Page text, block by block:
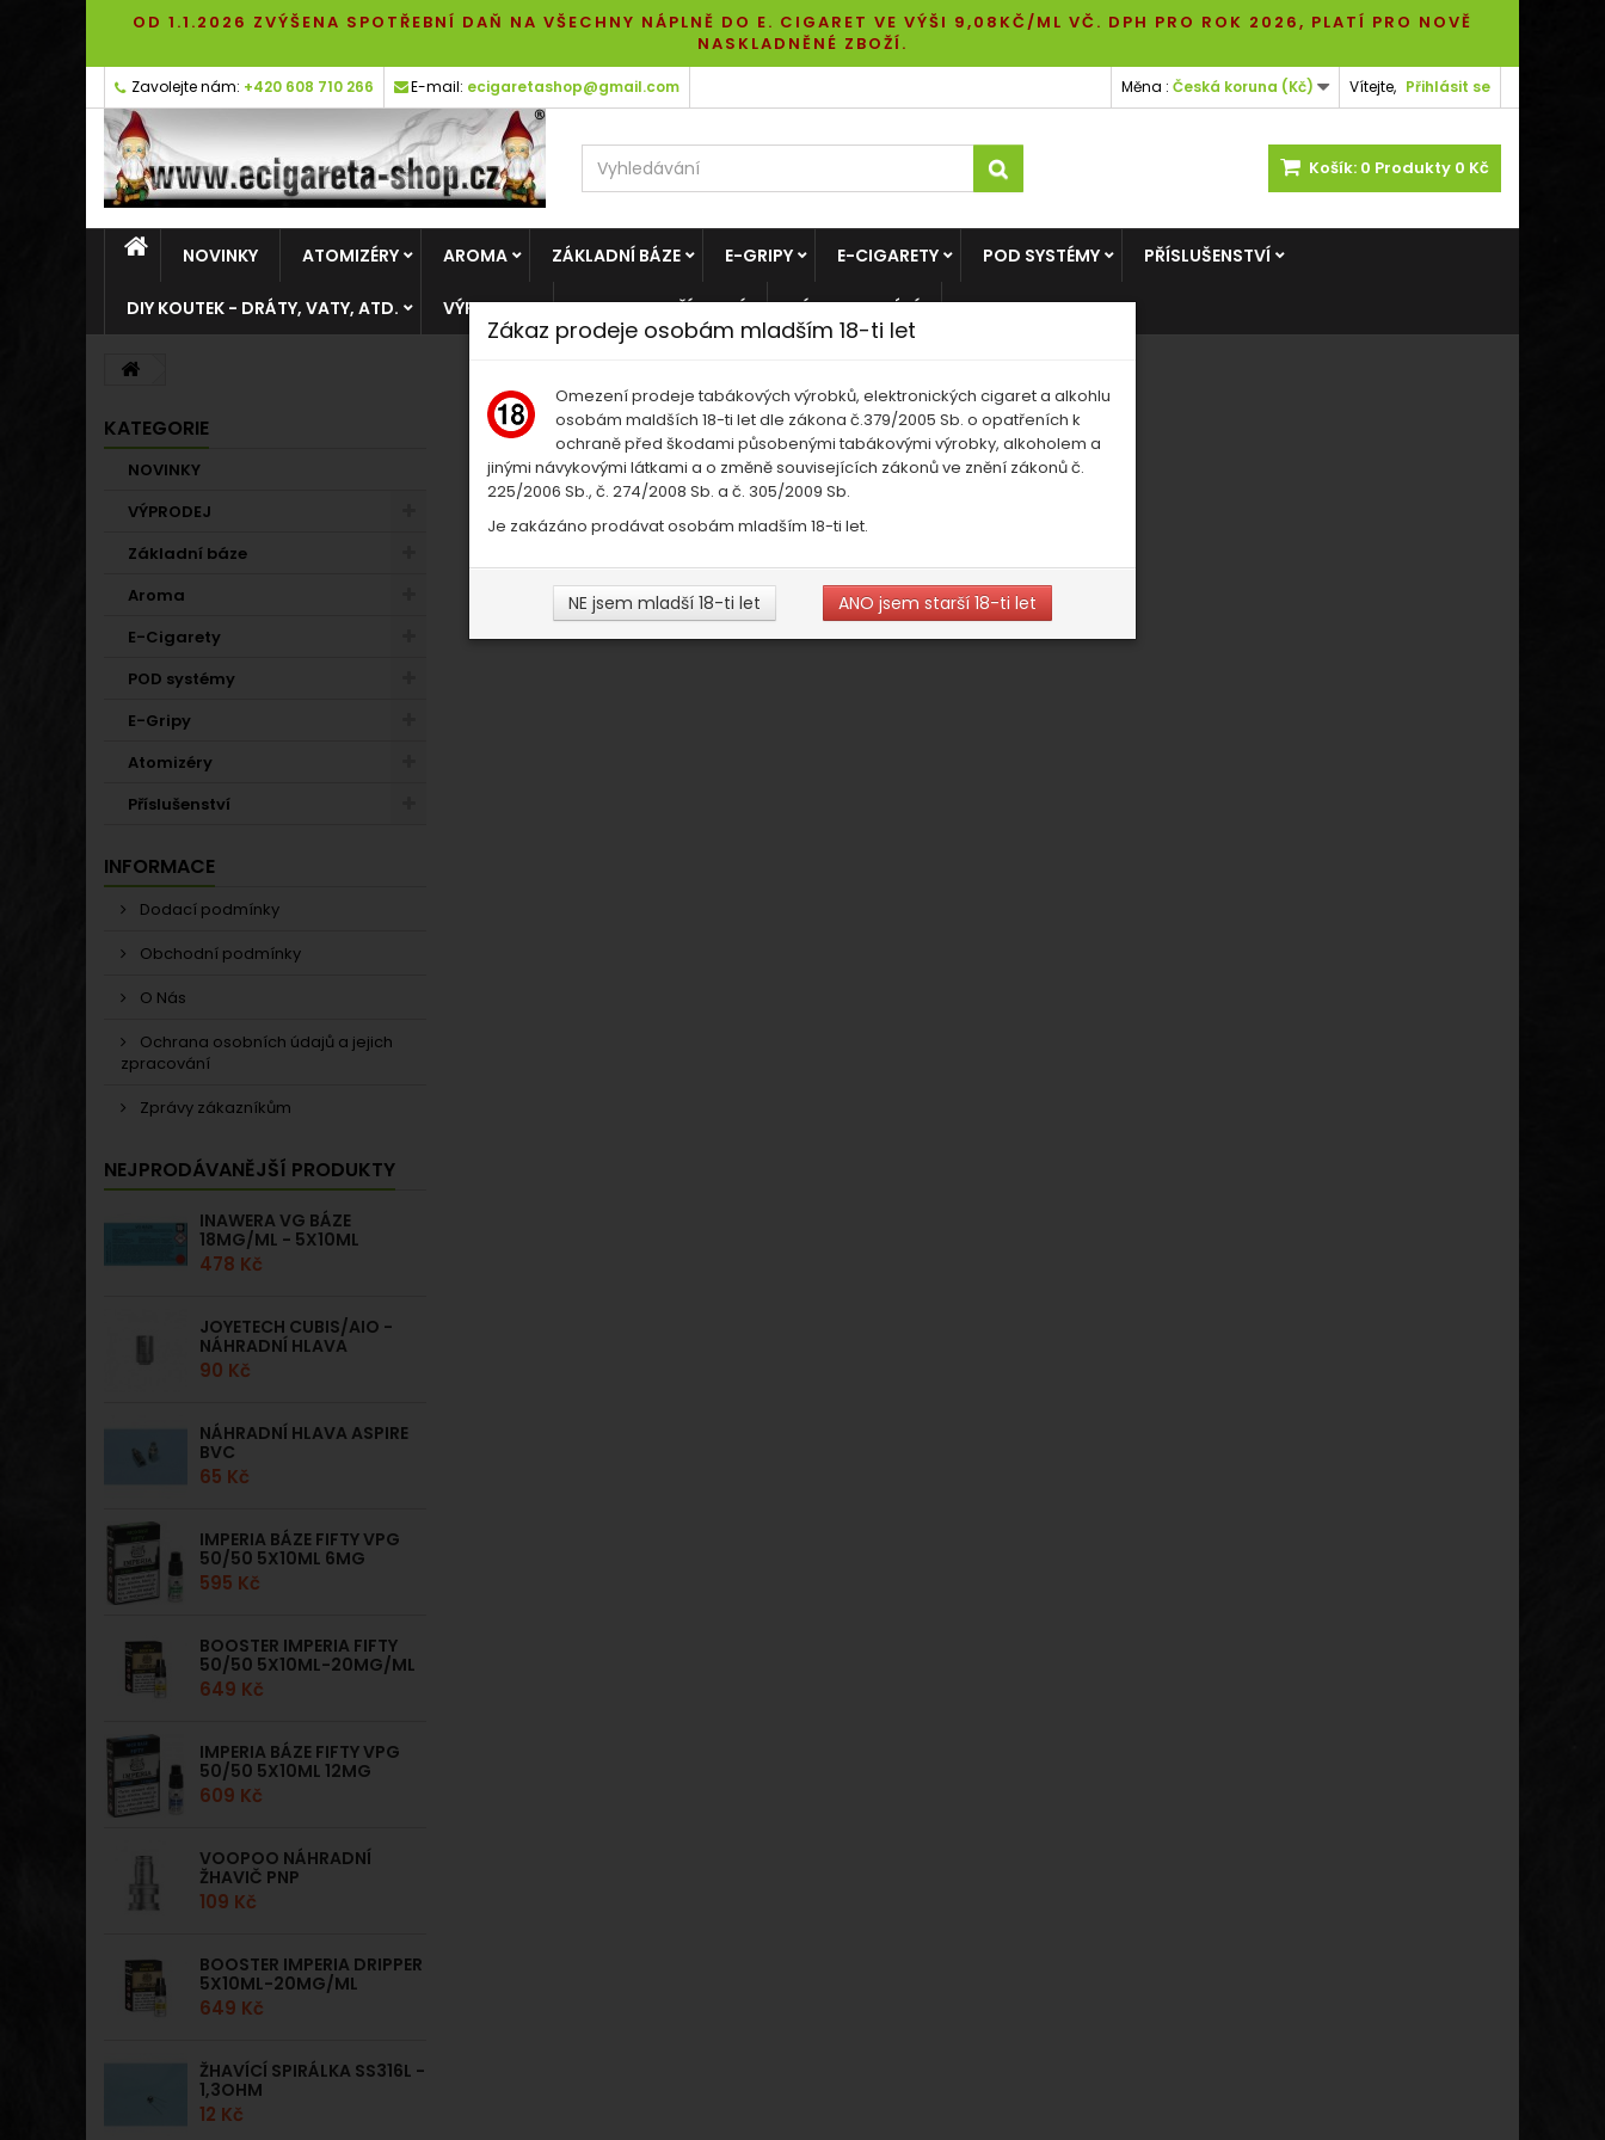
OD 1.1.2026 ZVÝŠENA SPOTŘEBNÍ DAŇ NA VŠECHNY NÁPLNĚ DO E. CIGARET VE VÝŠI 9,08KČ/ML VČ. DPH PRO ROK 2026, PLATÍ PRO NOVĚ
NASKLADNĚNÉ ZBOŽÍ.
Vítejte, Přihlásit se
Měna : Česká koruna (Kč)
Zavolejte nám: +420 608 710 266 E-mail: ecigaretashop@gmail.com
Košík: 0 Produkty 0 Kč
Zákaz prodeje osobám mladším 18-ti let
Omezení prodeje tabákových výrobků, elektronických cigaret a alkohlu
osobám maldších 18-ti let dle zákona č.379/2005 Sb. o opatřeních k
ochraně před škodami působenými tabákovými výrobky, alkoholem a
jinými návykovými látkami a o změně souvisejících zákonů ve znění zákonů č.
225/2006 Sb., č. 274/2008 Sb. a č. 305/2009 Sb.
Je zakázáno prodávat osobám mladším 18-ti let.
NE jsem mladší 18-ti let ANO jsem starší 18-ti let
NOVINKY ATOMIZÉRY AROMA ZÁKLADNÍ BÁZE E-GRIPY E-CIGARETY POD SYSTÉMY PŘÍSLUŠENSTVÍ
DIY KOUTEK - DRÁTY, VATY, ATD. VÝPRODEJ LIKVIDACE PŘÍCHUTÍ VÝPRODEJ BÁZÍ
KATEGORIE
NOVINKY
VÝPRODEJ
Základní báze
Aroma
E-Cigarety
POD systémy
E-Gripy
Atomizéry
Příslušenství
INFORMACE
Dodací podmínky
Obchodní podmínky
O Nás
Ochrana osobních údajů a jejich
zpracování
Zprávy zákazníkům
NEJPRODÁVANĚJŠÍ PRODUKTY
INAWERA VG BÁZE
18MG/ML - 5X10ML
478 Kč
JOYETECH CUBIS/AIO -
NÁHRADNÍ HLAVA
90 Kč
NÁHRADNÍ HLAVA ASPIRE
BVC
65 Kč
IMPERIA BÁZE FIFTY VPG
50/50 5X10ML 6MG
595 Kč
BOOSTER IMPERIA FIFTY
50/50 5X10ML-20MG/ML
649 Kč
IMPERIA BÁZE FIFTY VPG
50/50 5X10ML 12MG
609 Kč
VOOPOO NÁHRADNÍ
ŽHAVIČ PNP
109 Kč
BOOSTER IMPERIA DRIPPER
5X10ML-20MG/ML
649 Kč
ŽHAVÍCÍ SPIRÁLKA SS316L -
1,3OHM
12 Kč